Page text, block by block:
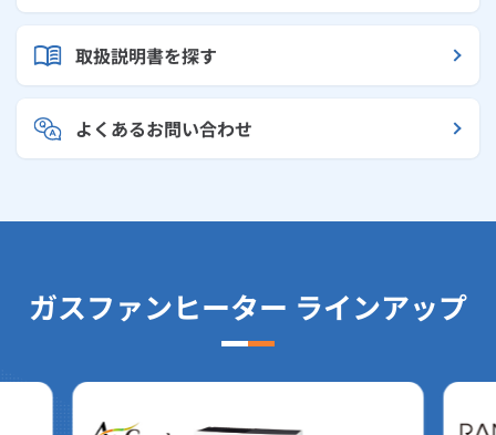
取扱説明書を探す
よくあるお問い合わせ
ガスファンヒーター ラインアップ